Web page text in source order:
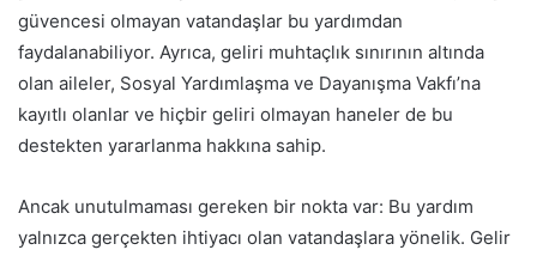
güvencesi olmayan vatandaşlar bu yardımdan
faydalanabiliyor. Ayrıca, geliri muhtaçlık sınırının altında
olan aileler, Sosyal Yardımlaşma ve Dayanışma Vakfı’na
kayıtlı olanlar ve hiçbir geliri olmayan haneler de bu
destekten yararlanma hakkına sahip.
Ancak unutulmaması gereken bir nokta var: Bu yardım
yalnızca gerçekten ihtiyacı olan vatandaşlara yönelik. Gelir